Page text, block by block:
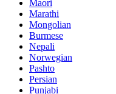
Maori
Marathi
Mongolian
Burmese
Nepali
Norwegian
Pashto
Persian
Punjabi